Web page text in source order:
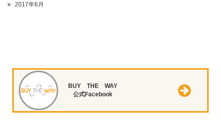
2017年6月
BUY THE WAY
公式Facebook